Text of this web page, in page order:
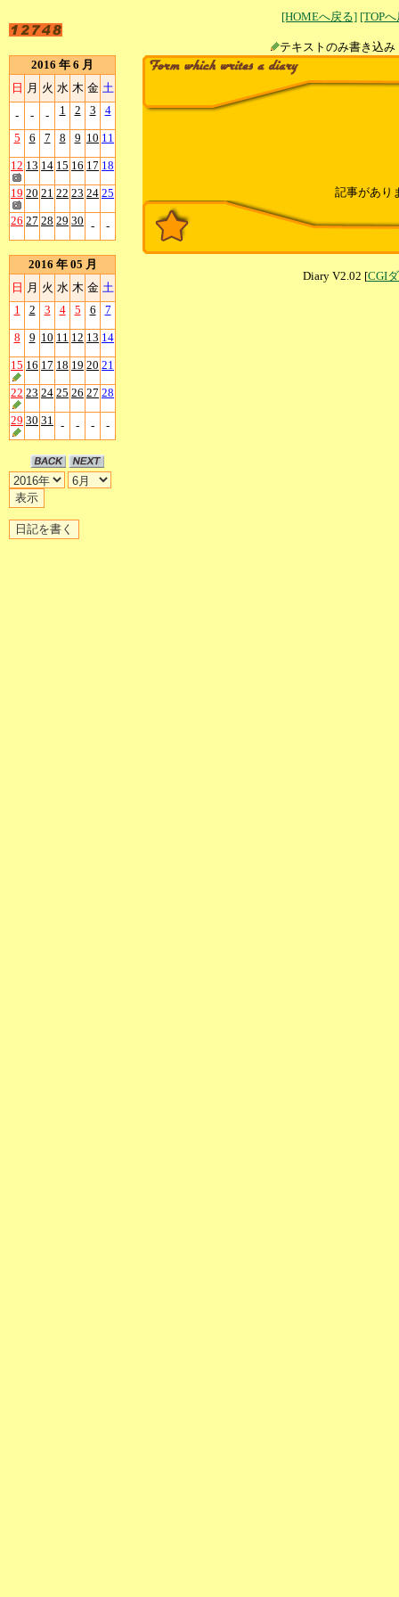
[HOMEへ戻る] [TOP
テキストのみ書
2016 年 6 月
日 月 火 水 木 金 土
- - - 1 2 3 4
5 6 7 8 9 10 11
12 13 14 15 16 17 18
19 20 21 22 23 24 25
26 27 28 29 30 - -
2016 年 05 月
日 月 火 水 木 金 土
1
2 3 4 5 6 7
8 9 10 11 12 13 14
15 16 17 18 19 20 21
22 23 24 25 26 27 28
29 30 31 - - - -
記事があり
Diary V2.02 [CGI